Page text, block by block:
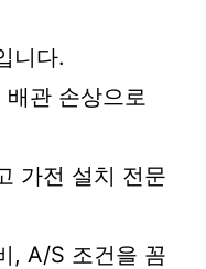
니다.
관 손상으로
가전 설치 전문
, A/S 조건을 꼼